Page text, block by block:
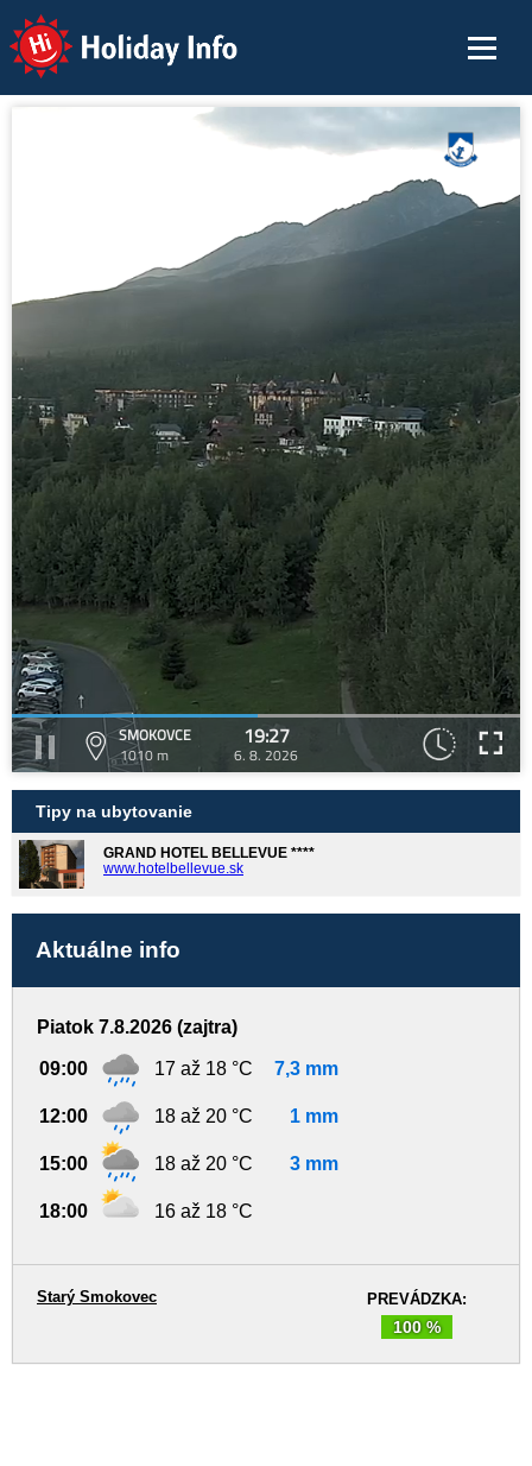
Holiday Info
SMOKOVCE
1010 m
19:27
6. 8. 2026
Tipy na ubytovanie
GRAND HOTEL BELLEVUE ****
www.hotelbellevue.sk
Aktuálne info
Piatok 7.8.2026 (zajtra)
09:00 17 až 18 °C 7,3 mm
12:00 18 až 20 °C 1 mm
15:00 18 až 20 °C 3 mm
18:00 16 až 18 °C
PREVÁDZKA:
100 %
Starý Smokovec